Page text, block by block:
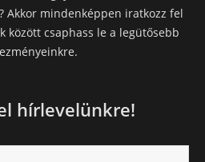
Akkor mindenképpen iratkozz fel
között csaphass le a legütősebb
hírlevelünkre!